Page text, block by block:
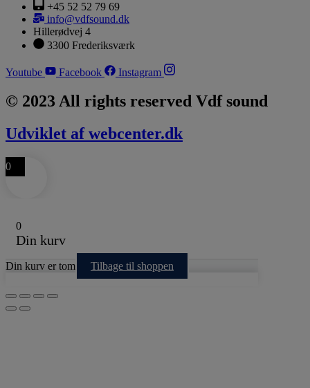
+45 52 52 79 69
info@vdfsound.dk
Hillerødvej 4
3300 Frederiksværk
Youtube Facebook Instagram
© 2023 All rights reserved Vdf sound
Udviklet af webcenter.dk
0
0
Din kurv
Din kurv er tom Tilbage til shoppen